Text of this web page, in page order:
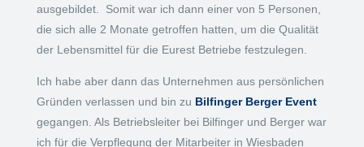
ausgebildet. Somit war ich dann einer von 5 Personen,
die sich alle 2 Monate getroffen hatten, um die Qualität
der Lebensmittel für die Eurest Betriebe festzulegen.
Ich habe aber dann das Unternehmen aus persönlichen
Gründen verlassen und bin zu Bilfinger Berger Event
gegangen. Als Betriebsleiter bei Bilfinger und Berger war
ich für die Verpflegung der Mitarbeiter in Wiesbaden